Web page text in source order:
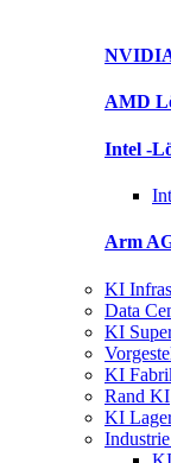
AMD
Intel -
Arm
KI
Data
KI
KI
Rand KI
KI